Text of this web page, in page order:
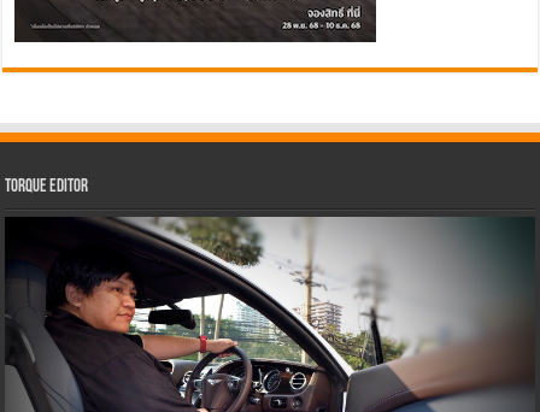
Torque Editor